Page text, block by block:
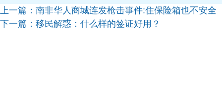
上一篇： 南非华人商城连发枪击事件:住保险箱也不安全
下一篇： 移民解惑：什么样的签证好用？